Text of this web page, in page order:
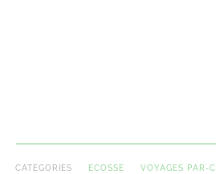
CATEGORIES ECOSSE VOYAGES PAR-